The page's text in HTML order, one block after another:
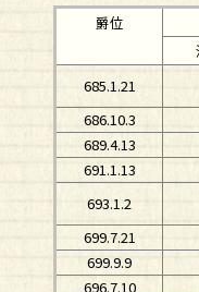
爵位
685.1.21
686.10.3
689.4.13
691.1.13
693.1.2
699.7.21
699.9.9
696.7.10